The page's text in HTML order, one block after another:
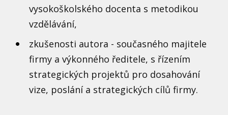
vysokoškolského docenta s metodikou
vzdělávání,
zkušenosti autora - současného majitele
firmy a výkonného ředitele, s řízením
strategických projektů pro dosahování
vize, poslání a strategických cílů firmy.